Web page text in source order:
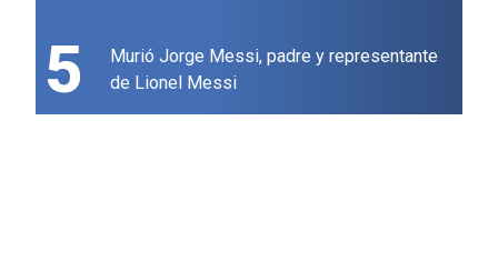
5
Murió Jorge Messi, padre y representante
de Lionel Messi